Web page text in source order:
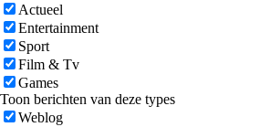
Actueel
Entertainment
Sport
Film & Tv
Games
Toon berichten van deze types
Weblog